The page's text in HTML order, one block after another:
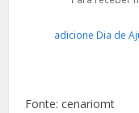
adicione Dia de
Fonte: cenariomt